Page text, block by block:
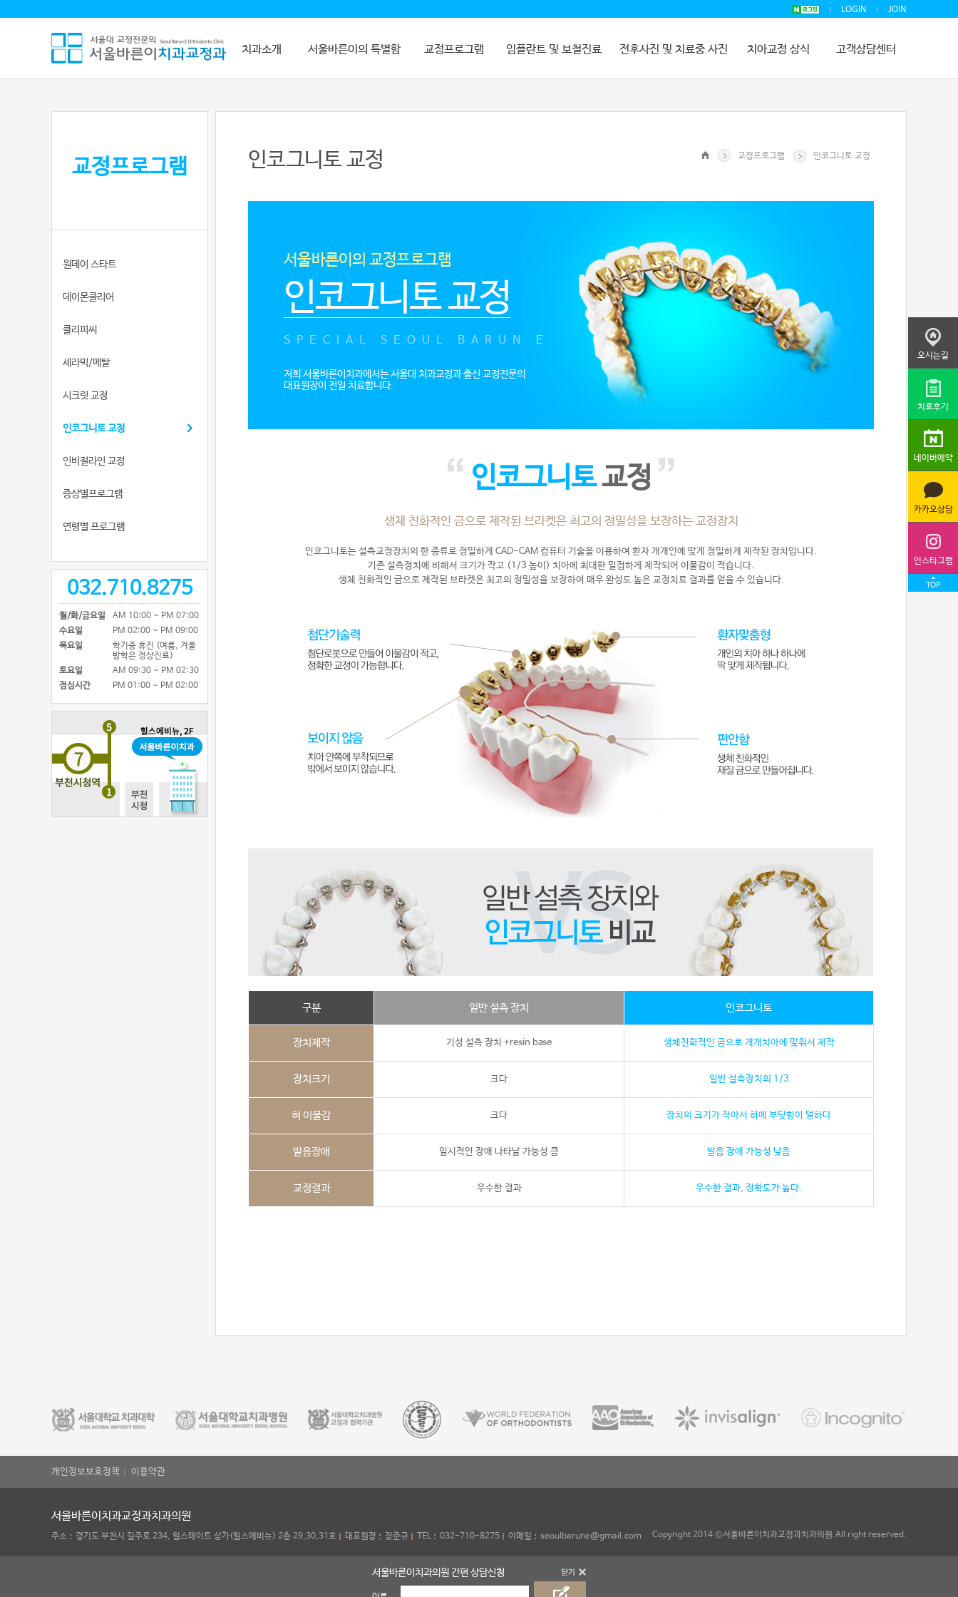
LOGIN JOIN
치과소개 서울바른이의 특별함 교정프로그램 임플란트 및 보철진료 전후사진 및 치료중 사진 치아교정 상식 고객상담센터
교정프로그램
원데이 스타트
데이몬클리어
클리피씨
세라믹/메탈
시크릿 교정
인코그니토 교정
인비절라인 교정
증상별프로그램
연령별 프로그램
032.710.8275
월/화/금요일
AM 10:00 ~ PM 07:00
수요일
PM 02:00 ~ PM 09:00
목요일
학기중 휴진 (여름, 겨울
방학은 정상진료)
토요일
AM 09:30 ~ PM 02:30
점심시간
PM 01:00 ~ PM 02:00
인코그니토 교정 교정프로그램 인코그니토 교정
서울바른이의 교정프로그램
인코그니토 교정
SPECIAL SEOUL BARUN E
저희 서울바른이치과에서는 서울대 치과교정과 출신 교정전문의
대표원장이 전일 치료합니다.
인코그니토교정
생체 친화적인 금으로 제작된 브라켓은 최고의 정밀성을 보장하는 교정장치
인코그니토는 설측교정장치의 한 종류로 정밀하게 CAD-CAM 컴퓨터 기술을 이용하여 환자 개개인에 맞게 정밀하게 제작된 장치입니다.
기존 설측정치에 비해서 크기가 작고 (1/3 높이) 치아에 최대한 밀접하게 제작되어 이물감이 적습니다.
생체 친화적인 금으로 제작된 브라켓은 최고의 정밀성을 보장하여 매우 완성도 높은 교정치료 결과를 얻을 수 있습니다.
구분 일반 설측 장치 인코그니토
장치제작 기성 설측 장치 +resin base 생체친화적인 금으로 개개치아에 맞춰서 제작
장치크기 크다 일반 설측장치의 1/3
혀 이물감 크다 장치의 크기가 작아서 혀에 부딪힘이 덜하다
발음장애 일시적인 장애 나타날 가능성 큼 발음 장애 가능성 낮음
교정결과 우수한 결과 우수한 결과, 정확도가 높다.
서울바른이치과의원 간편 상담신청
개인정보보호정책 이용약관
서울바른이치과교정과치과의원
주소 경기도 부천시 길주로 234, 힐스테이트 상가(힐스에비뉴) 2층 29,30,31호 대표원장 장준규 TEL 032-710-8275 이메일 seoulbarune@gmail.com Copyright 2014 ©서울바른이치과교정과치과의원.All right reserved.
오시는길
치료후기
네이버예약
카카오상담
인스타그램
TOP